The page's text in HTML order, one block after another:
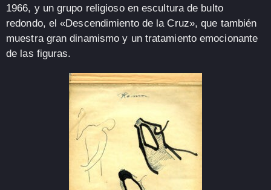
1966, y un grupo religioso en escultura de bulto
redondo, el «Descendimiento de la Cruz», que también
muestra gran dinamismo y un tratamiento emocionante
de las figuras.